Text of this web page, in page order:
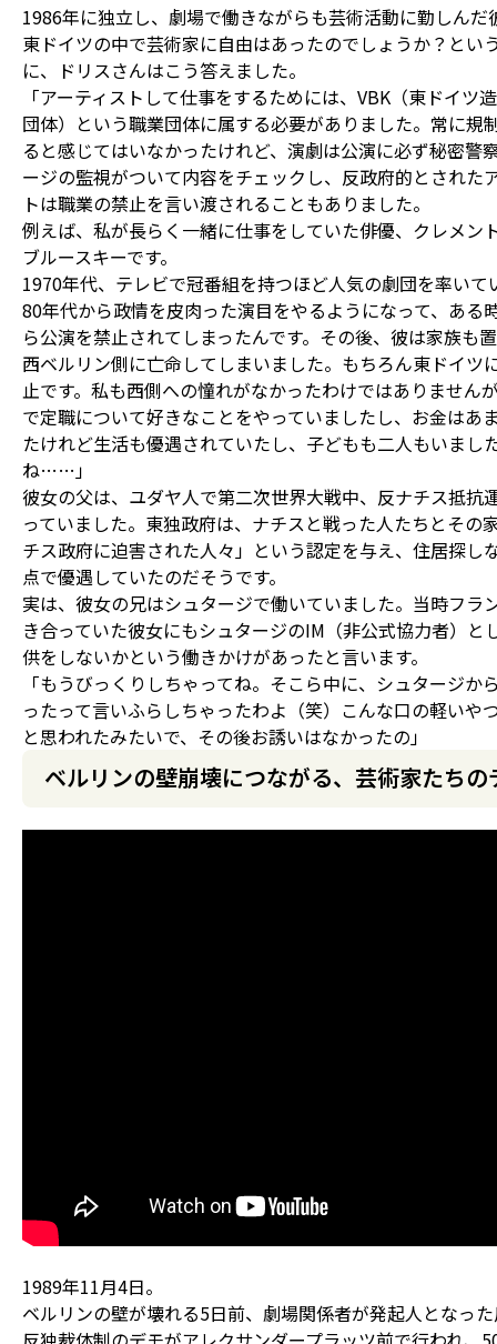
1986年に独立し、劇場で働きながらも芸術活動に勤しんだ
東ドイツの中で芸術家に自由はあったのでしょうか？とい
に、ドリスさんはこう答えました。
「アーティストして仕事をするためには、VBK（東ドイツ
団体）という職業団体に属する必要がありました。常に規
ると感じてはいなかったけれど、演劇は公演に必ず秘密警
ージの監視がついて内容をチェックし、反政府的とされた
トは職業の禁止を言い渡されることもありました。
例えば、私が長らく一緒に仕事をしていた俳優、クレメン
ブルースキーです。
1970年代、テレビで冠番組を持つほど人気の劇団を率いて
80年代から政情を皮肉った演目をやるようになって、ある
ら公演を禁止されてしまったんです。その後、彼は家族も
西ベルリン側に亡命してしまいました。もちろん東ドイツ
止です。私も西側への憧れがなかったわけではありません
で定職について好きなことをやっていましたし、お金はあ
たけれど生活も優遇されていたし、子どもも二人もいまし
ね……」
彼女の父は、ユダヤ人で第二次世界大戦中、反ナチス抵抗
っていました。東独政府は、ナチスと戦った人たちとその
チス政府に迫害された人々」という認定を与え、住居探し
点で優遇していたのだそうです。
実は、彼女の兄はシュタージで働いていました。当時フラ
き合っていた彼女にもシュタージのIM（非公式協力者）と
供をしないかという働きかけがあったと言います。
「もうびっくりしちゃってね。そこら中に、シュタージか
ったって言いふらしちゃったわよ（笑）こんな口の軽いや
と思われたみたいで、その後お誘いはなかったの」
ベルリンの壁崩壊につながる、芸術家たちの
1989年11月4日。
ベルリンの壁が壊れる5日前、劇場関係者が発起人となっ